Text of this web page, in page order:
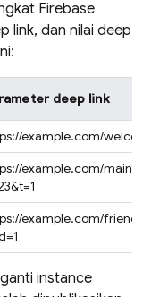
Firebase
link, dan nilai deep
deep link
example.com/welcome
example.com/main/?
example.com/
instance